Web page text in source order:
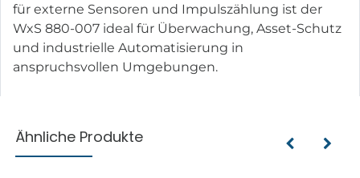
für externe Sensoren und Impulszählung ist der
WxS 880-007 ideal für Überwachung, Asset-Schutz
und industrielle Automatisierung in
anspruchsvollen Umgebungen.
Ähnliche Produkte